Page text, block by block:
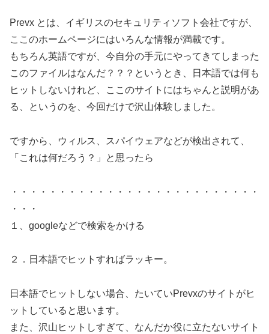
Prevx とは、イギリスのセキュリティソフト会社ですが、
ここのホームページにはいろんな情報が満載です。
もちろん英語ですが、今自分の手元にやってきてしまった
このファイルはなんだ？？？というとき、日本語では何も
ヒットしないけれど、ここのサイトにはちゃんと説明があ
る、というのを、今回だけで沢山体験しました。
ですから、ウィルス、スパイウェアなどが検出されて、
「これは何だろう？」と思ったら
・・・・・・・・・・・・・・・・・・・・・・・・・・
・・・
１、googleなどで検索をかける
２．日本語でヒットすればラッキー。
日本語でヒットしない場合、たいていPrevxのサイトがヒ
ットしていると思います。
また、沢山ヒットしすぎて、なんだか役に立たないサイト